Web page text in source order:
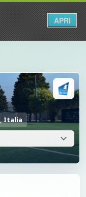
Italia
APRI